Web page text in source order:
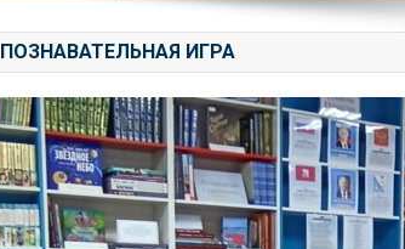
ПОЗНАВАТЕЛЬНАЯ ИГРА